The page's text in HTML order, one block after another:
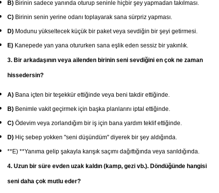
B) Birinin sadece yanında oturup seninle hiçbir şey yapmadan takılması.
C) Birinin senin yerine odanı toplayarak sana sürpriz yapması.
D) Modunu yükseltecek küçük bir paket veya sevdiğin bir şeyi getirmesi.
E) Kanepede yan yana otururken sana eşlik eden sessiz bir yakınlık.
3. Bir arkadaşının veya ailenden birinin seni sevdiğini en çok ne zaman
hissedersin?
A) Bana içten bir teşekkür ettiğinde veya beni takdir ettiğinde.
B) Benimle vakit geçirmek için başka planlarını iptal ettiğinde.
C) Ödevim veya zorlandığım bir iş için bana yardım teklif ettiğinde.
D) Hiç sebep yokken "seni düşündüm" diyerek bir şey aldığında.
**E) **Yanıma gelip şakayla karışık saçımı dağıttığında veya sarıldığında.
4. Uzun bir süre evden uzak kaldın (kamp, gezi vb.). Döndüğünde hangisi
seni daha çok mutlu eder?